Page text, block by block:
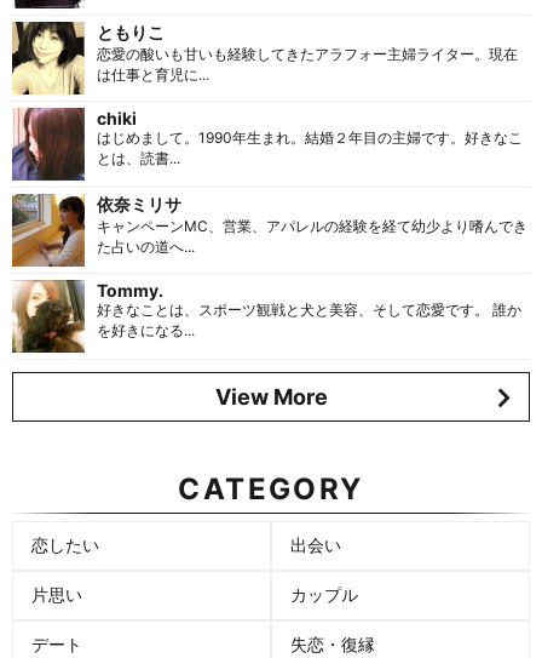
ともりこ
恋愛の酸いも甘いも経験してきたアラフォー主婦ライター。現在
は仕事と育児に...
chiki
はじめまして。1990年生まれ。結婚２年目の主婦です。好きなこ
とは、読書...
依奈ミリサ
キャンペーンMC、営業、アパレルの経験を経て幼少より嗜んでき
た占いの道へ...
Tommy.
好きなことは、スポーツ観戦と犬と美容、そして恋愛です。 誰か
を好きになる...
View More
CATEGORY
恋したい 出会い
片思い カップル
デート 失恋・復縁